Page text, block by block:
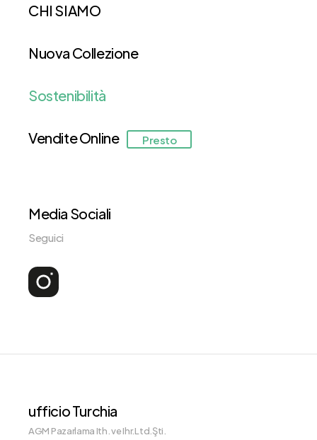
CHI SIAMO
Nuova Collezione
Sostenibilità
Vendite Online Presto
Media Sociali
Seguici
ufficio Turchia
AGM Pazarlama Ith. ve Ihr.Ltd.Şti.